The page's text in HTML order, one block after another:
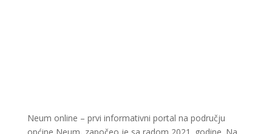
Neum online – prvi informativni portal na području